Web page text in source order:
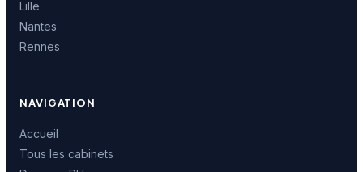
Lille
Nantes
Rennes
NAVIGATION
Accueil
Tous les cabinets